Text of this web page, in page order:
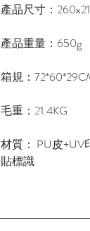
產品尺寸：
產品重量：650g
箱規：
毛重：21.4KG
材質： PU皮+UV
貼標識